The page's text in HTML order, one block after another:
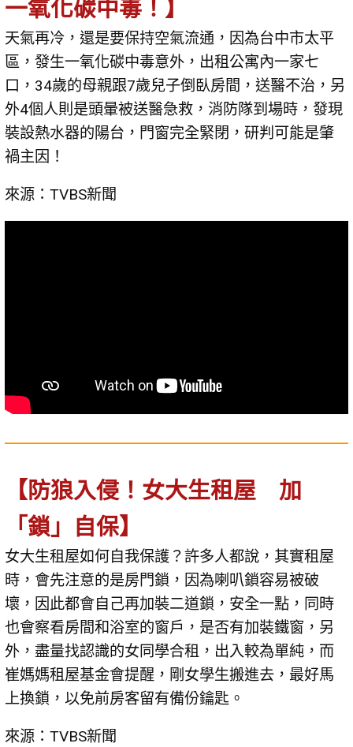
一氧化碳中毒！】
天氣再冷，還是要保持空氣流通，因為台中市太平
區，發生一氧化碳中毒意外，出租公寓內一家七
口，34歲的母親跟7歲兒子倒臥房間，送醫不治，另
外4個人則是頭暈被送醫急救，消防隊到場時，發現
裝設熱水器的陽台，門窗完全緊閉，研判可能是肇
禍主因！
來源：TVBS新聞
【防狼入侵！女大生租屋 加
「鎖」自保】
女大生租屋如何自我保護？許多人都說，其實租屋
時，會先注意的是房門鎖，因為喇叭鎖容易被破
壞，因此都會自己再加裝二道鎖，安全一點，同時
也會察看房間和浴室的窗戶，是否有加裝鐵窗，另
外，盡量找認識的女同學合租，出入較為單純，而
崔媽媽租屋基金會提醒，剛女學生搬進去，最好馬
上換鎖，以免前房客留有備份鑰匙。
來源：TVBS新聞